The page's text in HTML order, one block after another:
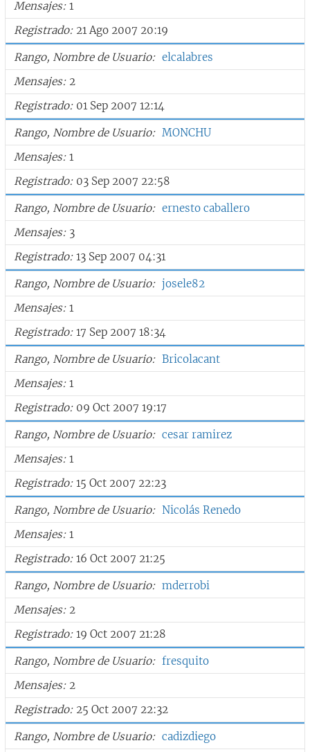
Mensajes 1
Registrado 21 Ago 2007 20:19
Rango, Nombre de Usuario
elcalabres
Mensajes 2
Registrado 01 Sep 2007 12:14
Rango, Nombre de Usuario
MONCHU
Mensajes 1
Registrado 03 Sep 2007 22:58
Rango, Nombre de Usuario
ernesto caballero
Mensajes 3
Registrado 13 Sep 2007 04:31
Rango, Nombre de Usuario
josele82
Mensajes 1
Registrado 17 Sep 2007 18:34
Rango, Nombre de Usuario
Bricolacant
Mensajes 1
Registrado 09 Oct 2007 19:17
Rango, Nombre de Usuario
cesar ramirez
Mensajes 1
Registrado 15 Oct 2007 22:23
Rango, Nombre de Usuario
Nicolás Renedo
Mensajes 1
Registrado 16 Oct 2007 21:25
Rango, Nombre de Usuario
mderrobi
Mensajes 2
Registrado 19 Oct 2007 21:28
Rango, Nombre de Usuario
fresquito
Mensajes 2
Registrado 25 Oct 2007 22:32
Rango, Nombre de Usuario cadizdiego